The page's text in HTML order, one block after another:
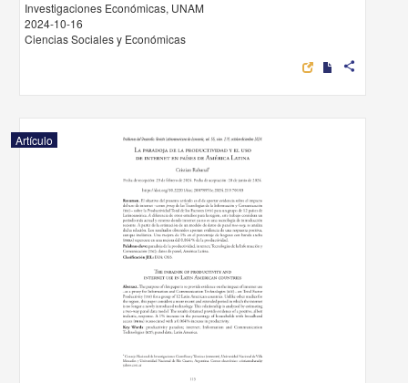
Investigaciones Económicas, UNAM
2024-10-16
Ciencias Sociales y Económicas
share
Artículo